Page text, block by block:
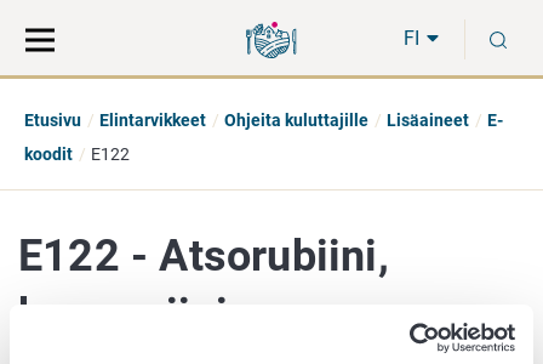
suoraan
sisältöön
koko
sivuston
FI
Etusivu Elintarvikkeet Ohjeita kuluttajille Lisäaineet
E-
koodit
E122
E122 - Atsorubiini,
karmosiini